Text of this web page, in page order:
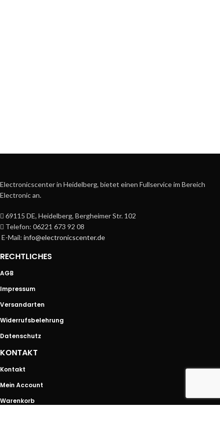
Electronicscenter in Heidelberg, bietet einen Fullservice im Bereich
Electronic an.
69115 DE, Heidelberg, Bergheimer Str. 102
Telefon: 06221 673 92 08
E-Mail: info@electronicscenter.de
RECHTLICHES
AGB
Impressum
Versandarten
Widerrufsbelehrung
Datenschutz
KONTAKT
Kontakt
Mein Account
Warenkorb